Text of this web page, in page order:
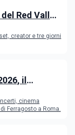
Red Valley
creator e tre giorni
il
cinema
Ferragosto a Roma.